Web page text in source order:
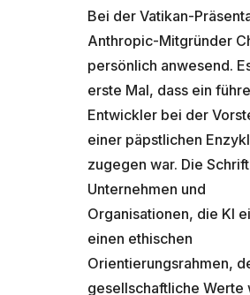
Bei der Vatikan-
Anthropic-Mitgründer
persönlich anwesend.
erste Mal, dass ein
Entwickler bei der
einer päpstlichen
zugegen war. Die
Unternehmen und
Organisationen, die KI
einen ethischen
Orientierungsrahmen,
gesellschaftliche Werte